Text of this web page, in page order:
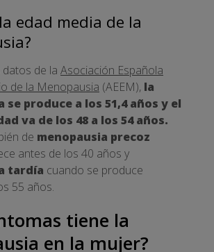
edad media de la
datos de la Asociación Española
de la Menopausia (AEEM), la
se produce a los 51,4 años y el
va de los 48 a los 54 años.
de menopausia precoz
antes de los 40 años y
tardía cuando se produce
55 años.
tiene la
en la mujer?